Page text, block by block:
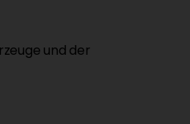
und der